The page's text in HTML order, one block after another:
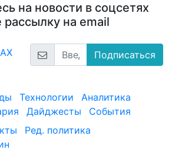
на новости в соцсетях
рассылку на email
Подписаться
Технологии
Аналитика
Дайджесты
События
Ред. политика